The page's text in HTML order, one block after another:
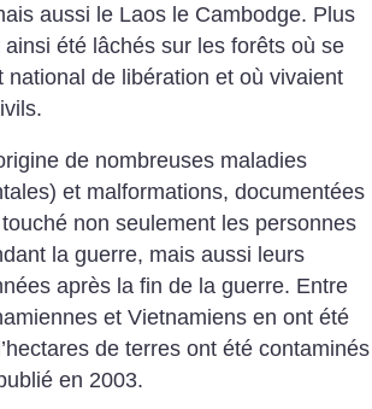
aussi le Laos le Cambodge. Plus
été lâchés sur les forêts où se
de libération et où vivaient
de nombreuses maladies
et malformations, documentées
non seulement les personnes
la guerre, mais aussi leurs
après la fin de la guerre. Entre
et Vietnamiens en ont été
de terres ont été contaminés
en 2003.